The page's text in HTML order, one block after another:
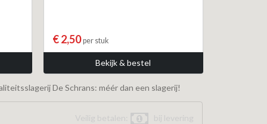
€ 2,50per stuk
Bekijk & bestel
De Schrans: méér dan een slagerij!